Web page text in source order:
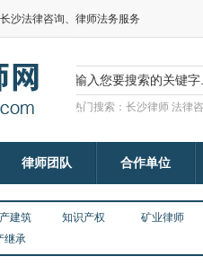
沙法律咨询、律师法务服务
热门搜索：长沙律师 法律
律师团队 合作单位
建筑 知识产权
矿业律师
继承